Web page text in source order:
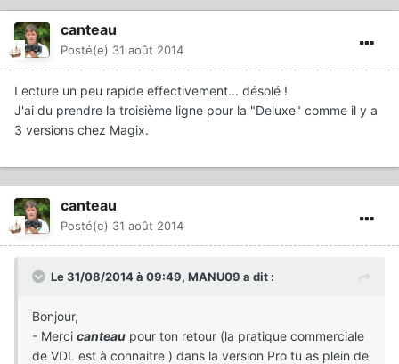
canteau
Posté(e) 31 août 2014
Lecture un peu rapide effectivement... désolé !
J'ai du prendre la troisième ligne pour la "Deluxe" comme il y a
3 versions chez Magix.
canteau
Posté(e) 31 août 2014
Le 31/08/2014 à 09:49, MANU09 a dit :
Bonjour,
- Merci canteau pour ton retour (la pratique commerciale
de VDL est à connaitre ) dans la version Pro tu as plein de